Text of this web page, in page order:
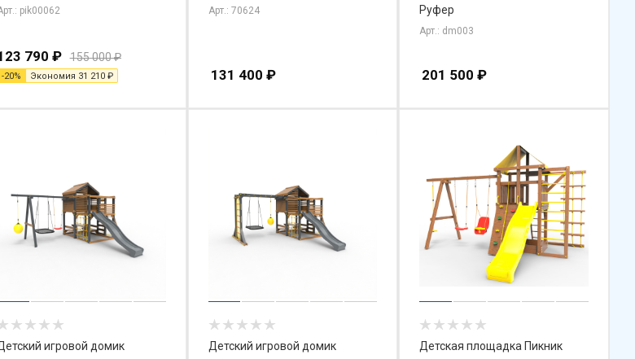
pik00062
790 ₽ 155 000₽
-20% Экономия 31 210₽
Арт.: 70624
131 400 ₽
Руфер
Арт.: dm003
201 500 ₽
игровой домик
Детский игровой домик
Детская площадка Пикник